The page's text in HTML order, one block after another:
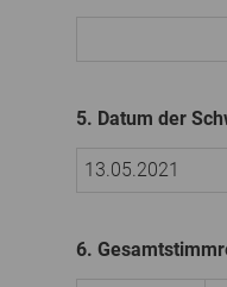
5. Datum der
13.05.2021
6.